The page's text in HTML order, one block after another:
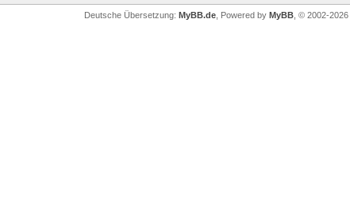
Deutsche Übersetzung: MyBB.de, Powered by MyBB, © 2002-2026